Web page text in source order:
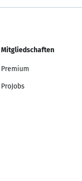
Mitgliedschaften
Premium
ProJobs